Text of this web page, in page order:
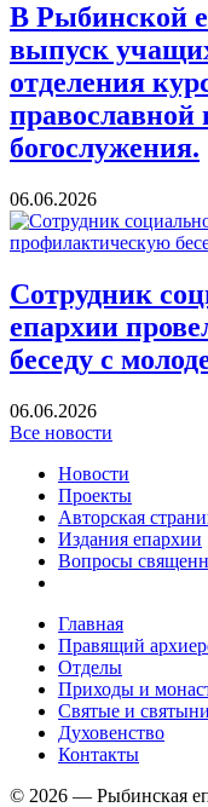
В Рыбинской
выпуск
отделения
богослужения.
06.06.2026
Сотрудник
епархии
беседу с
06.06.2026
Все новости
Новости
Проекты
Авторская
Издания епархии
Вопросы
Главная
Правящий
Отделы
Приходы и
Святые и святыни
Духовенство
Контакты
© 2026 — Рыбинская